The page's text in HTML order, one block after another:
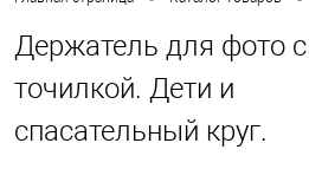
Держатель для фото с
точилкой. Дети и
спасательный круг.